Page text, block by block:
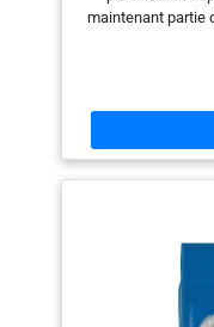
maintenant partie
qualité Nourriture
équilibrée
en
produits dérivés
dérivés
humains)
digestion
sains
artificiels,
orge ajoutés
grande qualité